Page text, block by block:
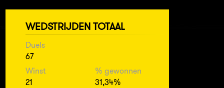
WEDSTRIJDEN TOTAAL
Duels
67
Winst
21
% gewonnen
31,34%